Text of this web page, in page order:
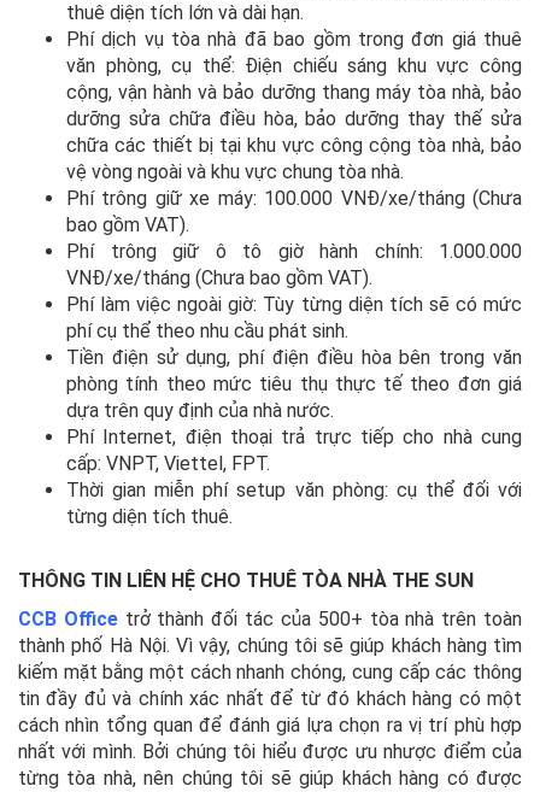
thuê diện tích lớn và dài hạn.
Phí dịch vụ tòa nhà đã bao gồm trong đơn giá thuê
văn phòng, cụ thể: Điện chiếu sáng khu vực công
cộng, vận hành và bảo dưỡng thang máy tòa nhà, bảo
dưỡng sửa chữa điều hòa, bảo dưỡng thay thế sửa
chữa các thiết bị tại khu vực công cộng tòa nhà, bảo
vệ vòng ngoài và khu vực chung tòa nhà.
Phí trông giữ xe máy: 100.000 VNĐ/xe/tháng (Chưa
bao gồm VAT).
Phí trông giữ ô tô giờ hành chính: 1.000.000
VNĐ/xe/tháng (Chưa bao gồm VAT).
Phí làm việc ngoài giờ: Tùy từng diện tích sẽ có mức
phí cụ thể theo nhu cầu phát sinh.
Tiền điện sử dụng, phí điện điều hòa bên trong văn
phòng tính theo mức tiêu thụ thực tế theo đơn giá
dựa trên quy định của nhà nước.
Phí Internet, điện thoại trả trực tiếp cho nhà cung
cấp: VNPT, Viettel, FPT.
Thời gian miễn phí setup văn phòng: cụ thể đối với
từng diện tích thuê.
THÔNG TIN LIÊN HỆ CHO THUÊ TÒA NHÀ THE SUN
CCB Officetrở thành đối tác của 500+ tòa nhà trên toàn
thành phố Hà Nội. Vì vậy, chúng tôi sẽ giúp khách hàng tìm
kiếm mặt bằng một cách nhanh chóng, cung cấp các thông
tin đầy đủ và chính xác nhất để từ đó khách hàng có một
cách nhìn tổng quan để đánh giá lựa chọn ra vị trí phù hợp
nhất với mình. Bởi chúng tôi hiểu được ưu nhược điểm của
từng tòa nhà, nên chúng tôi sẽ giúp khách hàng có được